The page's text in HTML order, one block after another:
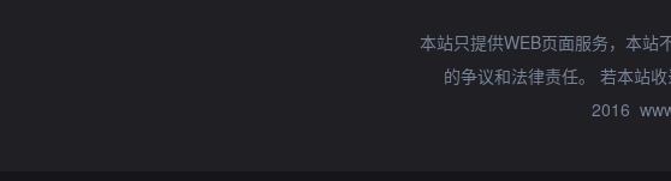
本站只提供WEB页面服务，本站
的争议和法律责任。 若本站
2016